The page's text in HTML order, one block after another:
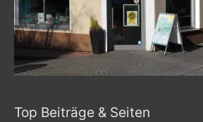
Top Beiträge & Seiten